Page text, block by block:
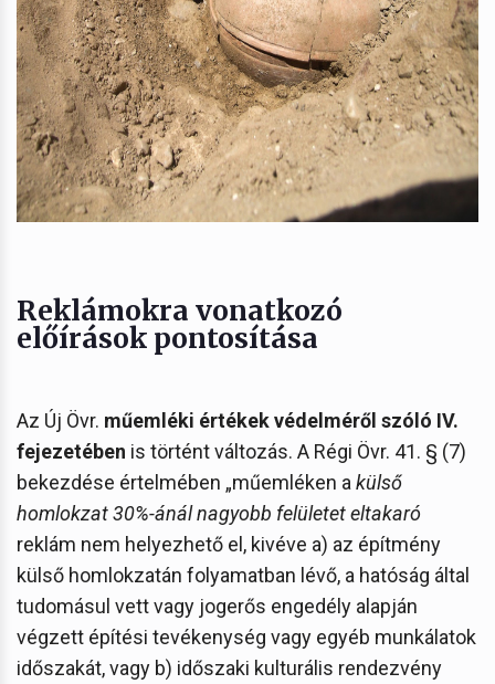
Reklámokra vonatkozó
előírások pontosítása
Az Új Övr. műemléki értékek védelméről szóló IV.
fejezetében is történt változás. A Régi Övr. 41. § (7)
bekezdése értelmében „műemléken a külső
homlokzat 30%-ánál nagyobb felületet eltakaró
reklám nem helyezhető el, kivéve a) az építmény
külső homlokzatán folyamatban lévő, a hatóság által
tudomásul vett vagy jogerős engedély alapján
végzett építési tevékenység vagy egyéb munkálatok
időszakát, vagy b) időszaki kulturális rendezvény